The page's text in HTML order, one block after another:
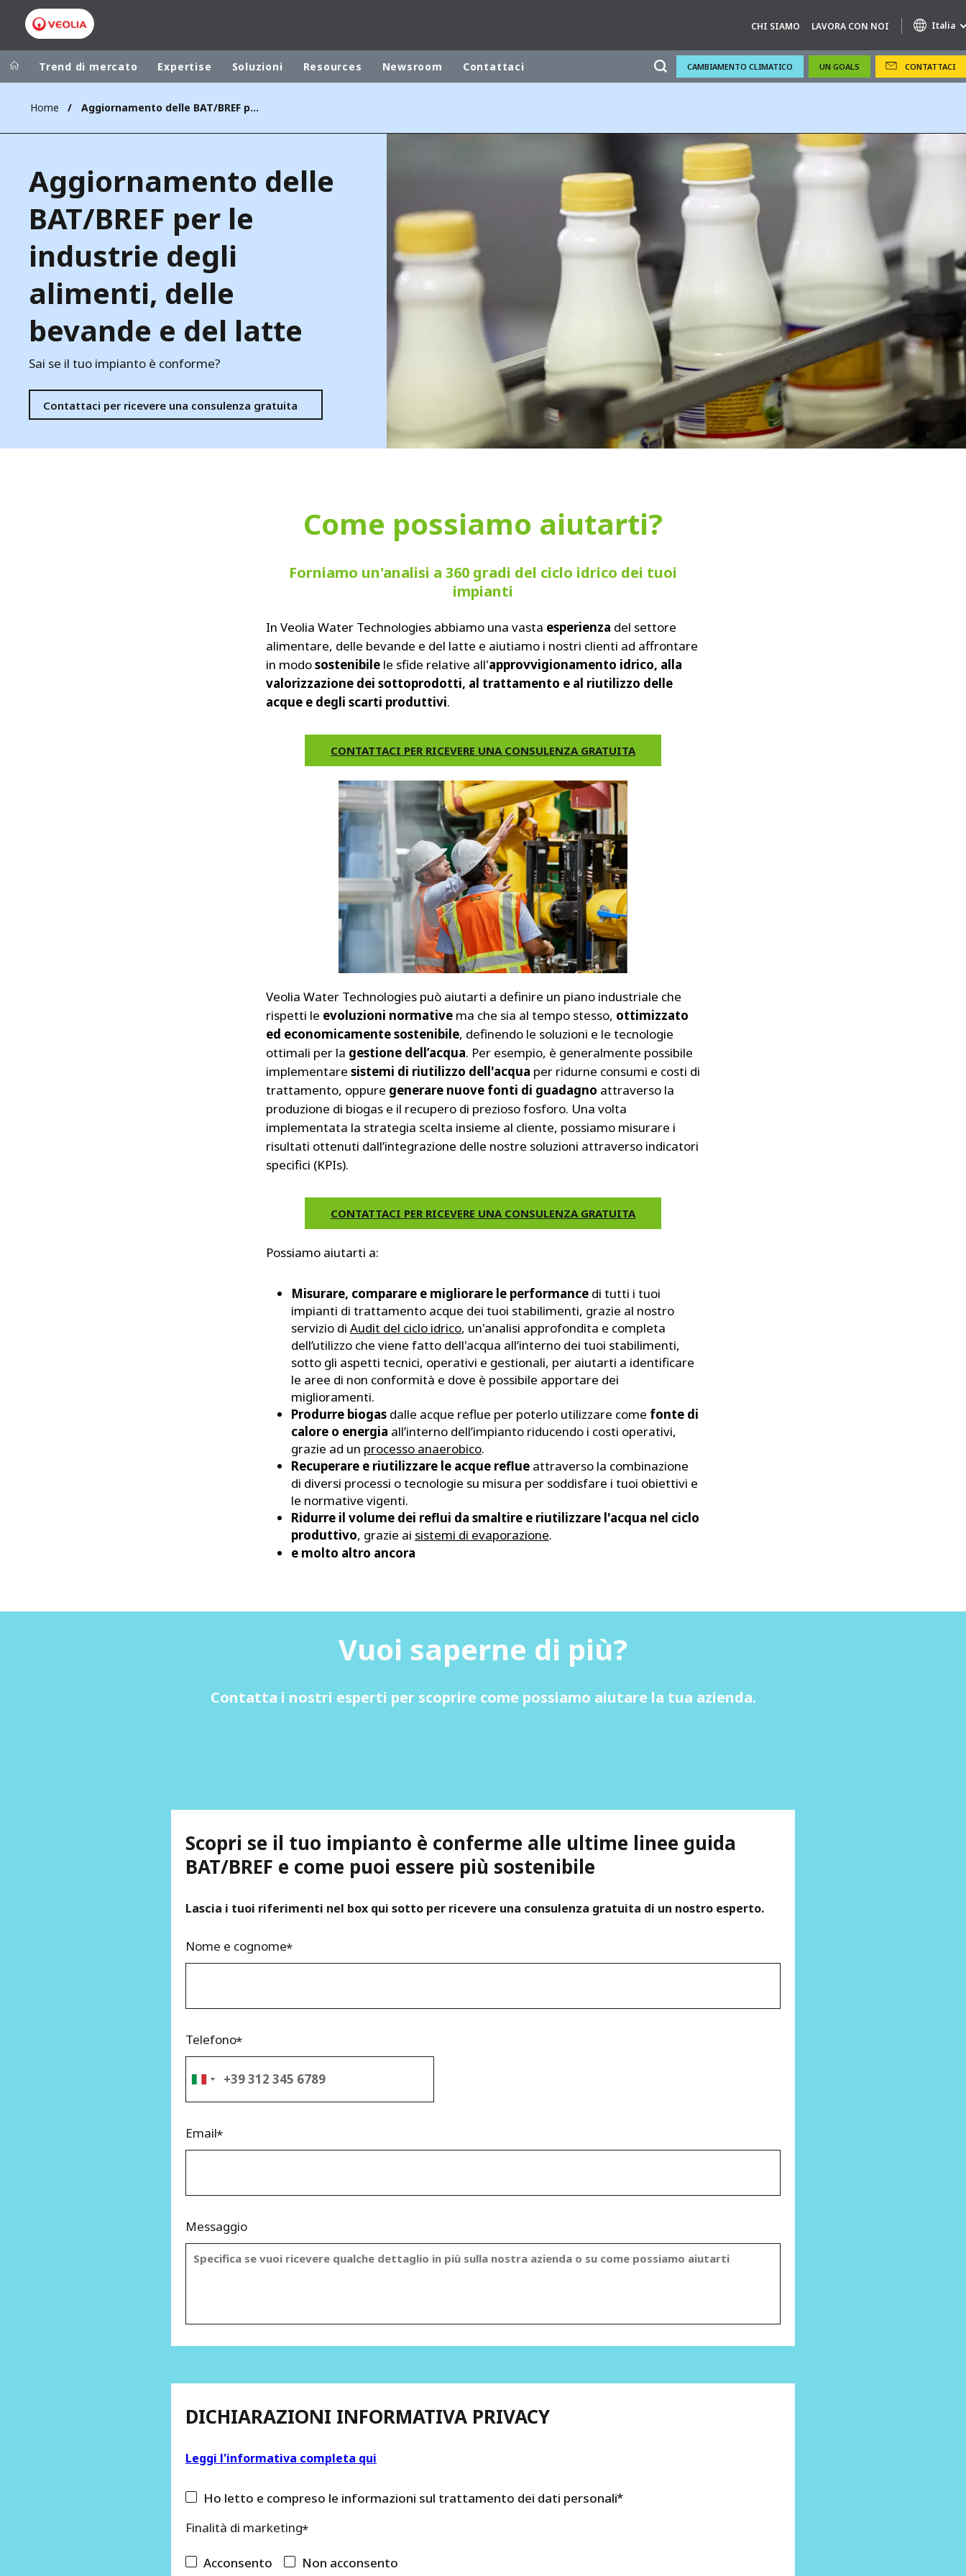
CHI SIAMO LAVORA CON NOI Italia
Worldwide
BELGIUM
FRANCE
IRELAND
MIDDLE-EAST
NEDERLAND
ELGA
EVALED
ENTROPÎE
HPD
MPP SYSTEMS
WESTGARTH
Trend di mercato Expertise Soluzioni Resources Newsroom Contattaci CAMBIAMENTO CLIMATICO UN GOALS CONTATTACI
Home Aggiornamento delle BAT/BREF per le industrie degli alimenti, delle bevande e del latte
Aggiornamento delle
BAT/BREF per le
industrie degli
alimenti, delle
bevande e del latte
Sai se il tuo impianto è conforme?
Contattaci per ricevere una consulenza gratuita
Come possiamo aiutarti?
Forniamo un'analisi a 360 gradi del ciclo idrico dei tuoi
impianti
In Veolia Water Technologies abbiamo una vasta esperienza del settore
alimentare, delle bevande e del latte e aiutiamo i nostri clienti ad affrontare
in modosostenibile le sfide relative all'approvvigionamento idrico, alla
valorizzazione dei sottoprodotti, al trattamento e al riutilizzo delle
acque e degli scarti produttivi.
CONTATTACI PER RICEVERE UNA CONSULENZA GRATUITA
Veolia Water Technologies può aiutarti a definire un piano industriale che
rispetti le evoluzioni normative ma che sia al tempo stesso, ottimizzato
ed economicamente sostenibile, definendo le soluzioni e le tecnologie
ottimali per la gestione dell’acqua. Per esempio, è generalmente possibile
implementare sistemi di riutilizzo dell'acqua per ridurne consumi e costi di
trattamento, oppure generare nuove fonti di guadagno attraverso la
produzione di biogas e il recupero di prezioso fosforo. Una volta
implementata la strategia scelta insieme al cliente, possiamo misurare i
risultati ottenuti dall’integrazione delle nostre soluzioni attraverso indicatori
specifici (KPIs).
CONTATTACI PER RICEVERE UNA CONSULENZA GRATUITA
Possiamo aiutarti a:
Misurare, comparare e migliorare le performance di tutti i tuoi
impianti di trattamento acque dei tuoi stabilimenti, grazie al nostro
servizio di Audit del ciclo idrico, un'analisi approfondita e completa
dell’utilizzo che viene fatto dell'acqua all’interno dei tuoi stabilimenti,
sotto gli aspetti tecnici, operativi e gestionali, per aiutarti a identificare
le aree di non conformità e dove è possibile apportare dei
miglioramenti.
Produrre biogas dalle acque reflue per poterlo utilizzare come fonte di
calore o energia all’interno dell’impianto riducendo i costi operativi,
grazie ad un processo anaerobico.
Recuperare e riutilizzare le acque reflue attraverso la combinazione
di diversi processi o tecnologie su misura per soddisfare i tuoi obiettivi e
le normative vigenti.
Ridurre il volume dei reflui da smaltire e riutilizzare l'acqua nel ciclo
produttivo, grazie ai sistemi di evaporazione.
e molto altro ancora
Vuoi saperne di più?
Contatta i nostri esperti per scoprire come possiamo aiutare la tua azienda.
Scopri se il tuo impianto è conferme alle ultime linee guida
BAT/BREF e come puoi essere più sostenibile
Lascia i tuoi riferimenti nel box qui sotto per ricevere una consulenza gratuita di un nostro esperto.
Nome e cognome
Telefono
Email
Messaggio
DICHIARAZIONI INFORMATIVA PRIVACY
Leggi l'informativa completa qui
Ho letto e compreso le informazioni sul trattamento dei dati personali
Finalità di marketing
Acconsento Non acconsento